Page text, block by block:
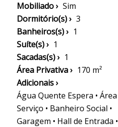
Mobiliado › Sim
Dormitório(s) › 3
Banheiros(s) › 1
Suíte(s) › 1
Sacadas(s) › 1
Área Privativa › 170 m²
Adicionais ›
Água Quente Espera • Área
Serviço • Banheiro Social •
Garagem • Hall de Entrada •